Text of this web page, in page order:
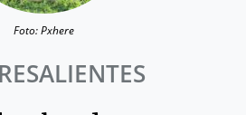
Foto: Pxhere